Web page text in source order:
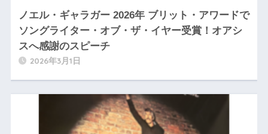
ノエル・ギャラガー 2026年 ブリット・アワードで
ソングライター・オブ・ザ・イヤー受賞！オアシ
スへ感謝のスピーチ
2026年3月1日